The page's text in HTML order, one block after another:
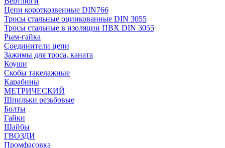
Цепи короткозвенные DIN766
Тросы стальные оцинкованные DIN 3055
Тросы стальные в изоляции ПВХ DIN 3055
Рым-гайка
Соединители цепи
Зажимы для троса, каната
Коуши
Скобы такелажные
Карабины
МЕТРИЧЕСКИЙ
Шпильки резьбовые
Болты
Гайки
Шайбы
ГВОЗДИ
Промфасовка